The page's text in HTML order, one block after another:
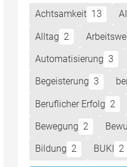
Achtsamkeit 13
Alltag 2
Automatisierung 3
Begeisterung 3
Beruflicher Erfolg 2
Bewegung 2
Bildung 2 BUKI 2